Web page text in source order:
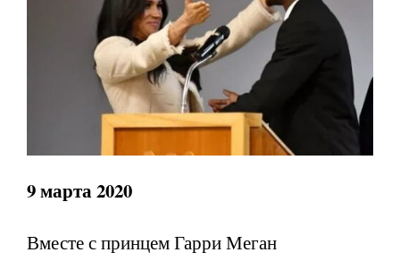
9 марта 2020
Вместе с принцем Гарри Меган